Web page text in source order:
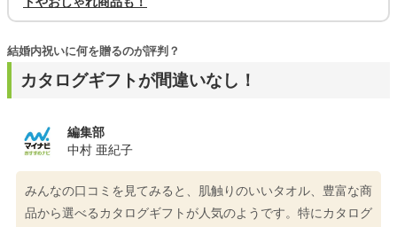
カタログギフトが間違いなし！
結婚内祝いに何を贈るのが評判？
編集部
中村 亜紀子
みんなの口コミを見てみると、肌触りのいいタオル、豊富な商
品から選べるカタログギフトが人気のようです。特にカタログ